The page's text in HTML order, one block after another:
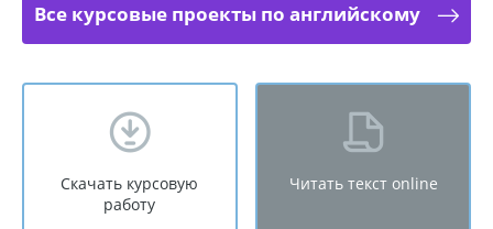
Все курсовые проекты по английскому
Скачать курсовую
работу
Читать текст online